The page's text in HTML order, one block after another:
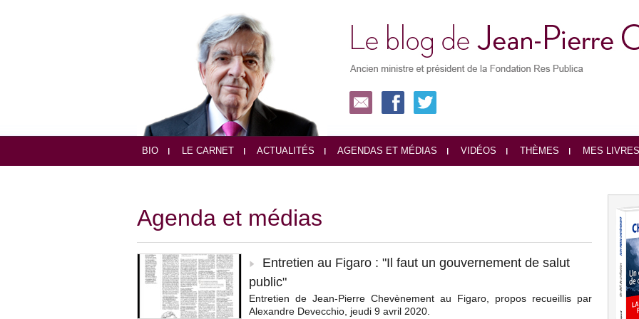
BIO LE CARNET ACTUALITÉS AGENDAS ET MÉDIAS VIDÉOS THÈMES MES LIVRES
Agenda et médias
Entretien au Figaro : "Il faut un gouvernement de salut
public"
Entretien de Jean-Pierre Chevènement au Figaro, propos recueillis par
Alexandre Devecchio, jeudi 9 avril 2020.